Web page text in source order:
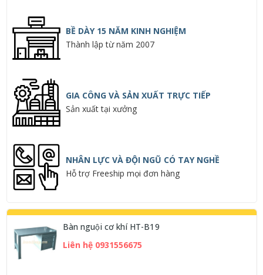
BỀ DÀY 15 NĂM KINH NGHIỆM
Thành lập từ năm 2007
GIA CÔNG VÀ SẢN XUẤT TRỰC TIẾP
Sản xuất tại xưởng
NHÂN LỰC VÀ ĐỘI NGŨ CÓ TAY NGHỀ
Hỗ trợ Freeship mọi đơn hàng
Bàn nguội cơ khí HT-B19
Liên hệ 0931556675